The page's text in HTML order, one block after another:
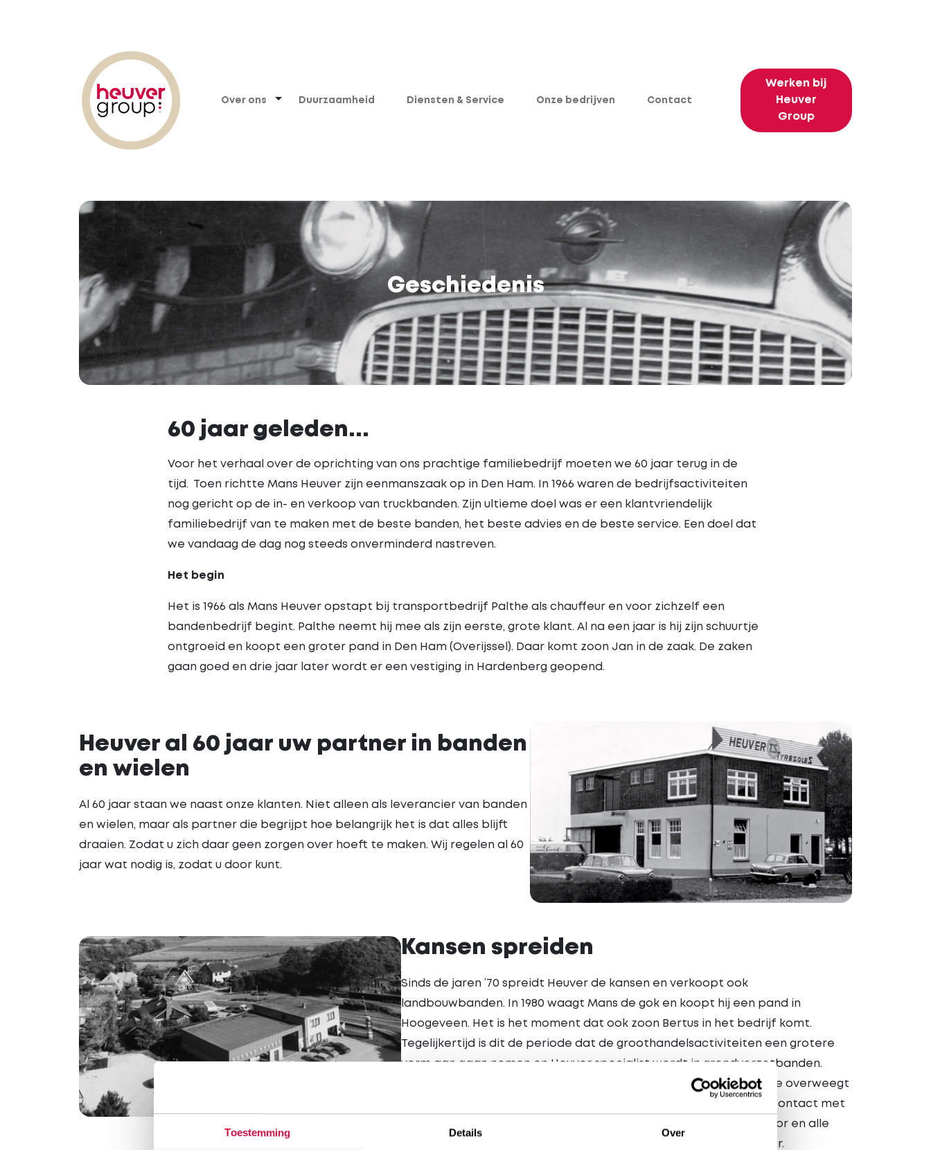
Toestemming Details Over
Over ons Toggle Dropdown
Duurzaamheid Diensten & Service Onze bedrijven Contact
Werken bij
Heuver
Group
Geschiedenis
60 jaar geleden...
Voor het verhaal over de oprichting van ons prachtige familiebedrijf moeten we 60 jaar terug in de
tijd. Toen richtte Mans Heuver zijn eenmanszaak op in Den Ham. In 1966 waren de bedrijfsactiviteiten
nog gericht op de in- en verkoop van truckbanden. Zijn ultieme doel was er een klantvriendelijk
familiebedrijf van te maken met de beste banden, het beste advies en de beste service. Een doel dat
we vandaag de dag nog steeds onverminderd nastreven.
Het begin
Het is 1966 als Mans Heuver opstapt bij transportbedrijf Palthe als chauffeur en voor zichzelf een
bandenbedrijf begint. Palthe neemt hij mee als zijn eerste, grote klant. Al na een jaar is hij zijn schuurtje
ontgroeid en koopt een groter pand in Den Ham (Overijssel). Daar komt zoon Jan in de zaak. De zaken
gaan goed en drie jaar later wordt er een vestiging in Hardenberg geopend.
Heuver al 60 jaar uw partner in banden
en wielen
Al 60 jaar staan we naast onze klanten. Niet alleen als leverancier van banden
en wielen, maar als partner die begrijpt hoe belangrijk het is dat alles blijft
draaien. Zodat u zich daar geen zorgen over hoeft te maken. Wij regelen al 60
jaar wat nodig is, zodat u door kunt.
Kansen spreiden
Sinds de jaren ’70 spreidt Heuver de kansen en verkoopt ook
landbouwbanden. In 1980 waagt Mans de gok en koopt hij een pand in
Hoogeveen. Het is het moment dat ook zoon Bertus in het bedrijf komt.
Tegelijkertijd is dit de periode dat de groothandelsactiviteiten een grotere
vorm aan gaan nemen en Heuver specialist wordt in grondverzetbanden.
Heuver blijft groeien en opent steeds meer vestigingen. De familie overweegt
zich rond 1989 aan te sluiten bij een keten. Precies dan krijgen ze contact met
Profile Tyrecenter dat in Nederland wil starten. Heuver gaat ervoor en alle
vestigingen gaan verder onder de naam Profile Tyrecenter Heuver.